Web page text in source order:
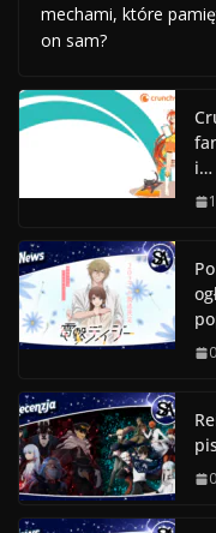
mechami, które
on sam?
i…